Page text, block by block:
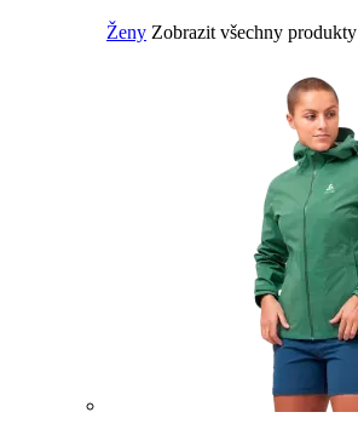
Ženy Zobrazit všechny produkty